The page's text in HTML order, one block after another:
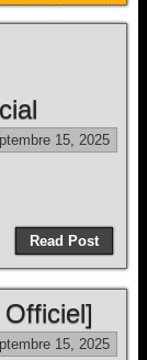
15, 2025
Read Post
Officiel]
15, 2025